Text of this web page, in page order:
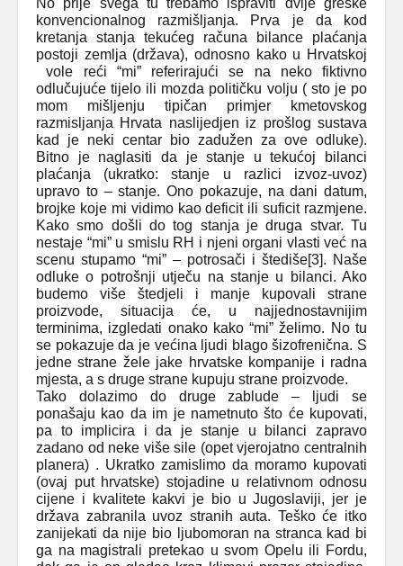
No prije svega tu trebamo ispraviti dvije greške
konvencionalnog razmišljanja. Prva je da kod
kretanja stanja tekućeg računa bilance plaćanja
postoji zemlja (država), odnosno kako u Hrvatskoj
vole reći “mi” referirajući se na neko fiktivno
odlučujuće tijelo ili mozda političku volju ( sto je po
mom mišljenju tipičan primjer kmetovskog
razmisljanja Hrvata naslijedjen iz prošlog sustava
kad je neki centar bio zadužen za ove odluke).
Bitno je naglasiti da je stanje u tekućoj bilanci
plaćanja (ukratko: stanje u razlici izvoz-uvoz)
upravo to – stanje. Ono pokazuje, na dani datum,
brojke koje mi vidimo kao deficit ili suficit razmjene.
Kako smo došli do tog stanja je druga stvar. Tu
nestaje “mi” u smislu RH i njeni organi vlasti već na
scenu stupamo “mi” – potrosači i štediše[3]. Naše
odluke o potrošnji utječu na stanje u bilanci. Ako
budemo više štedjeli i manje kupovali strane
proizvode, situacija će, u najjednostavnijim
terminima, izgledati onako kako “mi” želimo. No tu
se pokazuje da je većina ljudi blago šizofrenična. S
jedne strane žele jake hrvatske kompanije i radna
mjesta, a s druge strane kupuju strane proizvode.
Tako dolazimo do druge zablude – ljudi se
ponašaju kao da im je nametnuto što će kupovati,
pa to implicira i da je stanje u bilanci zapravo
zadano od neke više sile (opet vjerojatno centralnih
planera) . Ukratko zamislimo da moramo kupovati
(ovaj put hrvatske) stojadine u relativnom odnosu
cijene i kvalitete kakvi je bio u Jugoslaviji, jer je
država zabranila uvoz stranih auta. Teško će itko
zanijekati da nije bio ljubomoran na stranca kad bi
ga na magistrali pretekao u svom Opelu ili Fordu,